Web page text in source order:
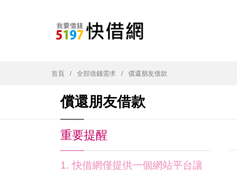
首頁 全部借錢需求 償還朋友借款
償還朋友借款
重要提醒
快借網僅提供一個網站平台讓